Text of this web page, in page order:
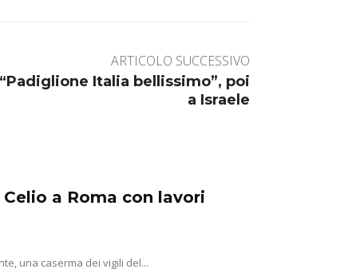
ARTICOLO SUCCESSIVO
Italia bellissimo”, poi
a Israele
a Roma con lavori
una caserma dei vigili del...